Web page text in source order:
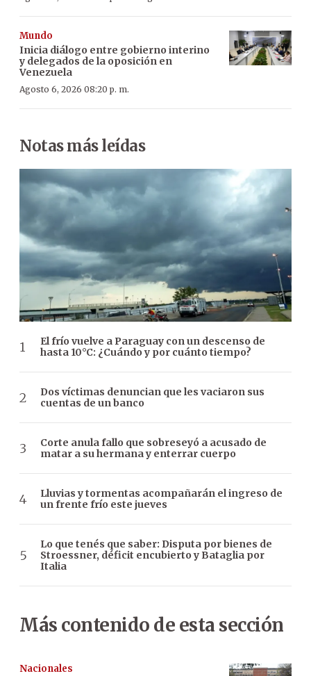
Mundo
Inicia diálogo entre gobierno interino
y delegados de la oposición en
Venezuela
Agosto 6, 2026 08:20 p. m.
Notas más leídas
El frío vuelve a Paraguay con un descenso de
hasta 10°C: ¿Cuándo y por cuánto tiempo?
Dos víctimas denuncian que les vaciaron sus
cuentas de un banco
Corte anula fallo que sobreseyó a acusado de
matar a su hermana y enterrar cuerpo
Lluvias y tormentas acompañarán el ingreso de
un frente frío este jueves
Lo que tenés que saber: Disputa por bienes de
Stroessner, déficit encubierto y Bataglia por
Italia
Más contenido de esta sección
Nacionales